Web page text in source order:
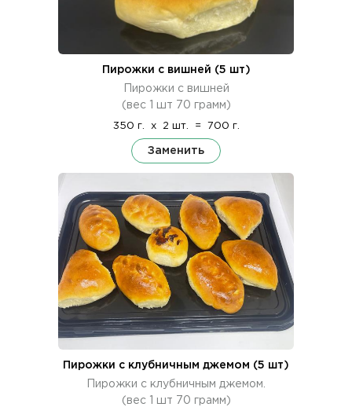
Пирожки с вишней (5 шт)
Пирожки с вишней
(вес 1 шт 70 грамм)
350 г. x 2 шт. = 700 г.
Заменить
Пирожки с клубничным джемом (5 шт)
Пирожки с клубничным джемом.
(вес 1 шт 70 грамм)